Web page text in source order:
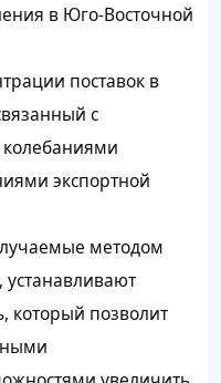
в Юго-Восточной
поставок в
с
экспортной
методом
который позволит